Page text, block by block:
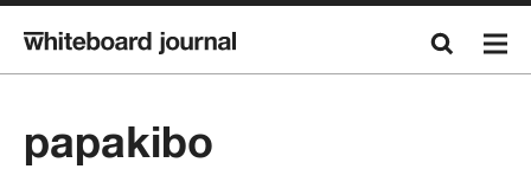
papakibo